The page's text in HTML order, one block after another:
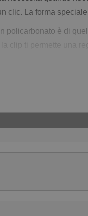
clic. La forma
policarbonato è di